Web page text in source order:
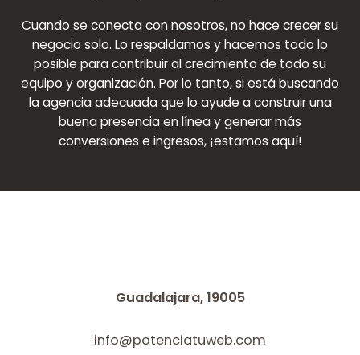
Cuando se conecta con nosotros, no hace crecer su
negocio solo. Lo respaldamos y hacemos todo lo
posible para contribuir al crecimiento de todo su
equipo y organización. Por lo tanto, si está buscando
la agencia adecuada que lo ayude a construir una
buena presencia en línea y generar más
conversiones e ingresos, ¡estamos aquí!
Guadalajara, 19005
info@potenciatuweb.com